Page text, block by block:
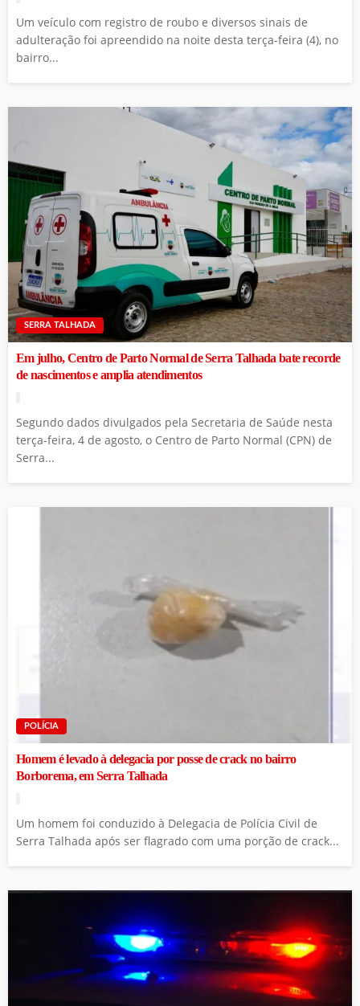
Um veículo com registro de roubo e diversos sinais de
adulteração foi apreendido na noite desta terça-feira (4), no
bairro...
SERRA TALHADA
Em julho, Centro de Parto Normal de Serra Talhada bate recorde
de nascimentos e amplia atendimentos
Segundo dados divulgados pela Secretaria de Saúde nesta
terça-feira, 4 de agosto, o Centro de Parto Normal (CPN) de
Serra...
POLÍCIA
Homem é levado à delegacia por posse de crack no bairro
Borborema, em Serra Talhada
Um homem foi conduzido à Delegacia de Polícia Civil de
Serra Talhada após ser flagrado com uma porção de crack...